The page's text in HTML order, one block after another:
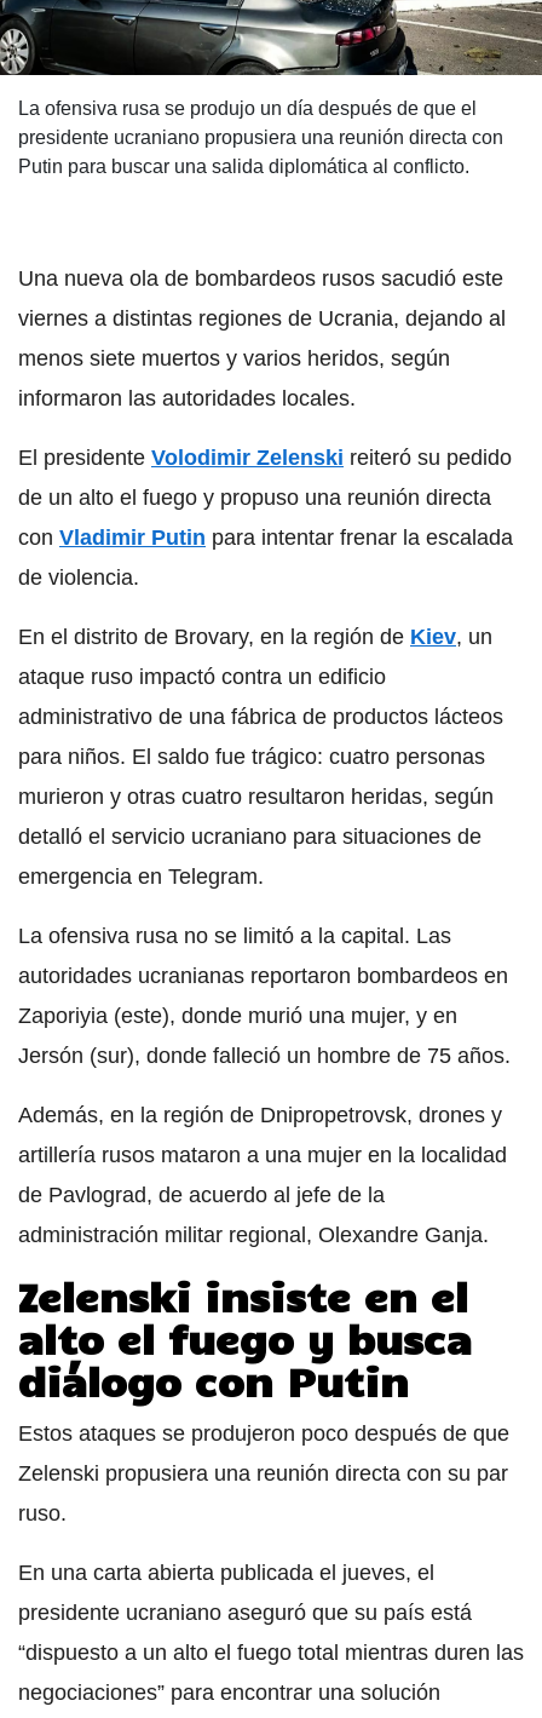
La ofensiva rusa se produjo un día después de que el
presidente ucraniano propusiera una reunión directa con
Putin para buscar una salida diplomática al conflicto.
Una nueva ola de bombardeos rusos sacudió este
viernes a distintas regiones de Ucrania, dejando al
menos siete muertos y varios heridos, según
informaron las autoridades locales.
El presidente Volodimir Zelenski reiteró su pedido
de un alto el fuego y propuso una reunión directa
con Vladimir Putin para intentar frenar la escalada
de violencia.
En el distrito de Brovary, en la región de Kiev, un
ataque ruso impactó contra un edificio
administrativo de una fábrica de productos lácteos
para niños. El saldo fue trágico: cuatro personas
murieron y otras cuatro resultaron heridas, según
detalló el servicio ucraniano para situaciones de
emergencia en Telegram.
La ofensiva rusa no se limitó a la capital. Las
autoridades ucranianas reportaron bombardeos en
Zaporiyia (este), donde murió una mujer, y en
Jersón (sur), donde falleció un hombre de 75 años.
Además, en la región de Dnipropetrovsk, drones y
artillería rusos mataron a una mujer en la localidad
de Pavlograd, de acuerdo al jefe de la
administración militar regional, Olexandre Ganja.
Zelenski insiste en el
alto el fuego y busca
diálogo con Putin
Estos ataques se produjeron poco después de que
Zelenski propusiera una reunión directa con su par
ruso.
En una carta abierta publicada el jueves, el
presidente ucraniano aseguró que su país está
“dispuesto a un alto el fuego total mientras duren las
negociaciones” para encontrar una solución